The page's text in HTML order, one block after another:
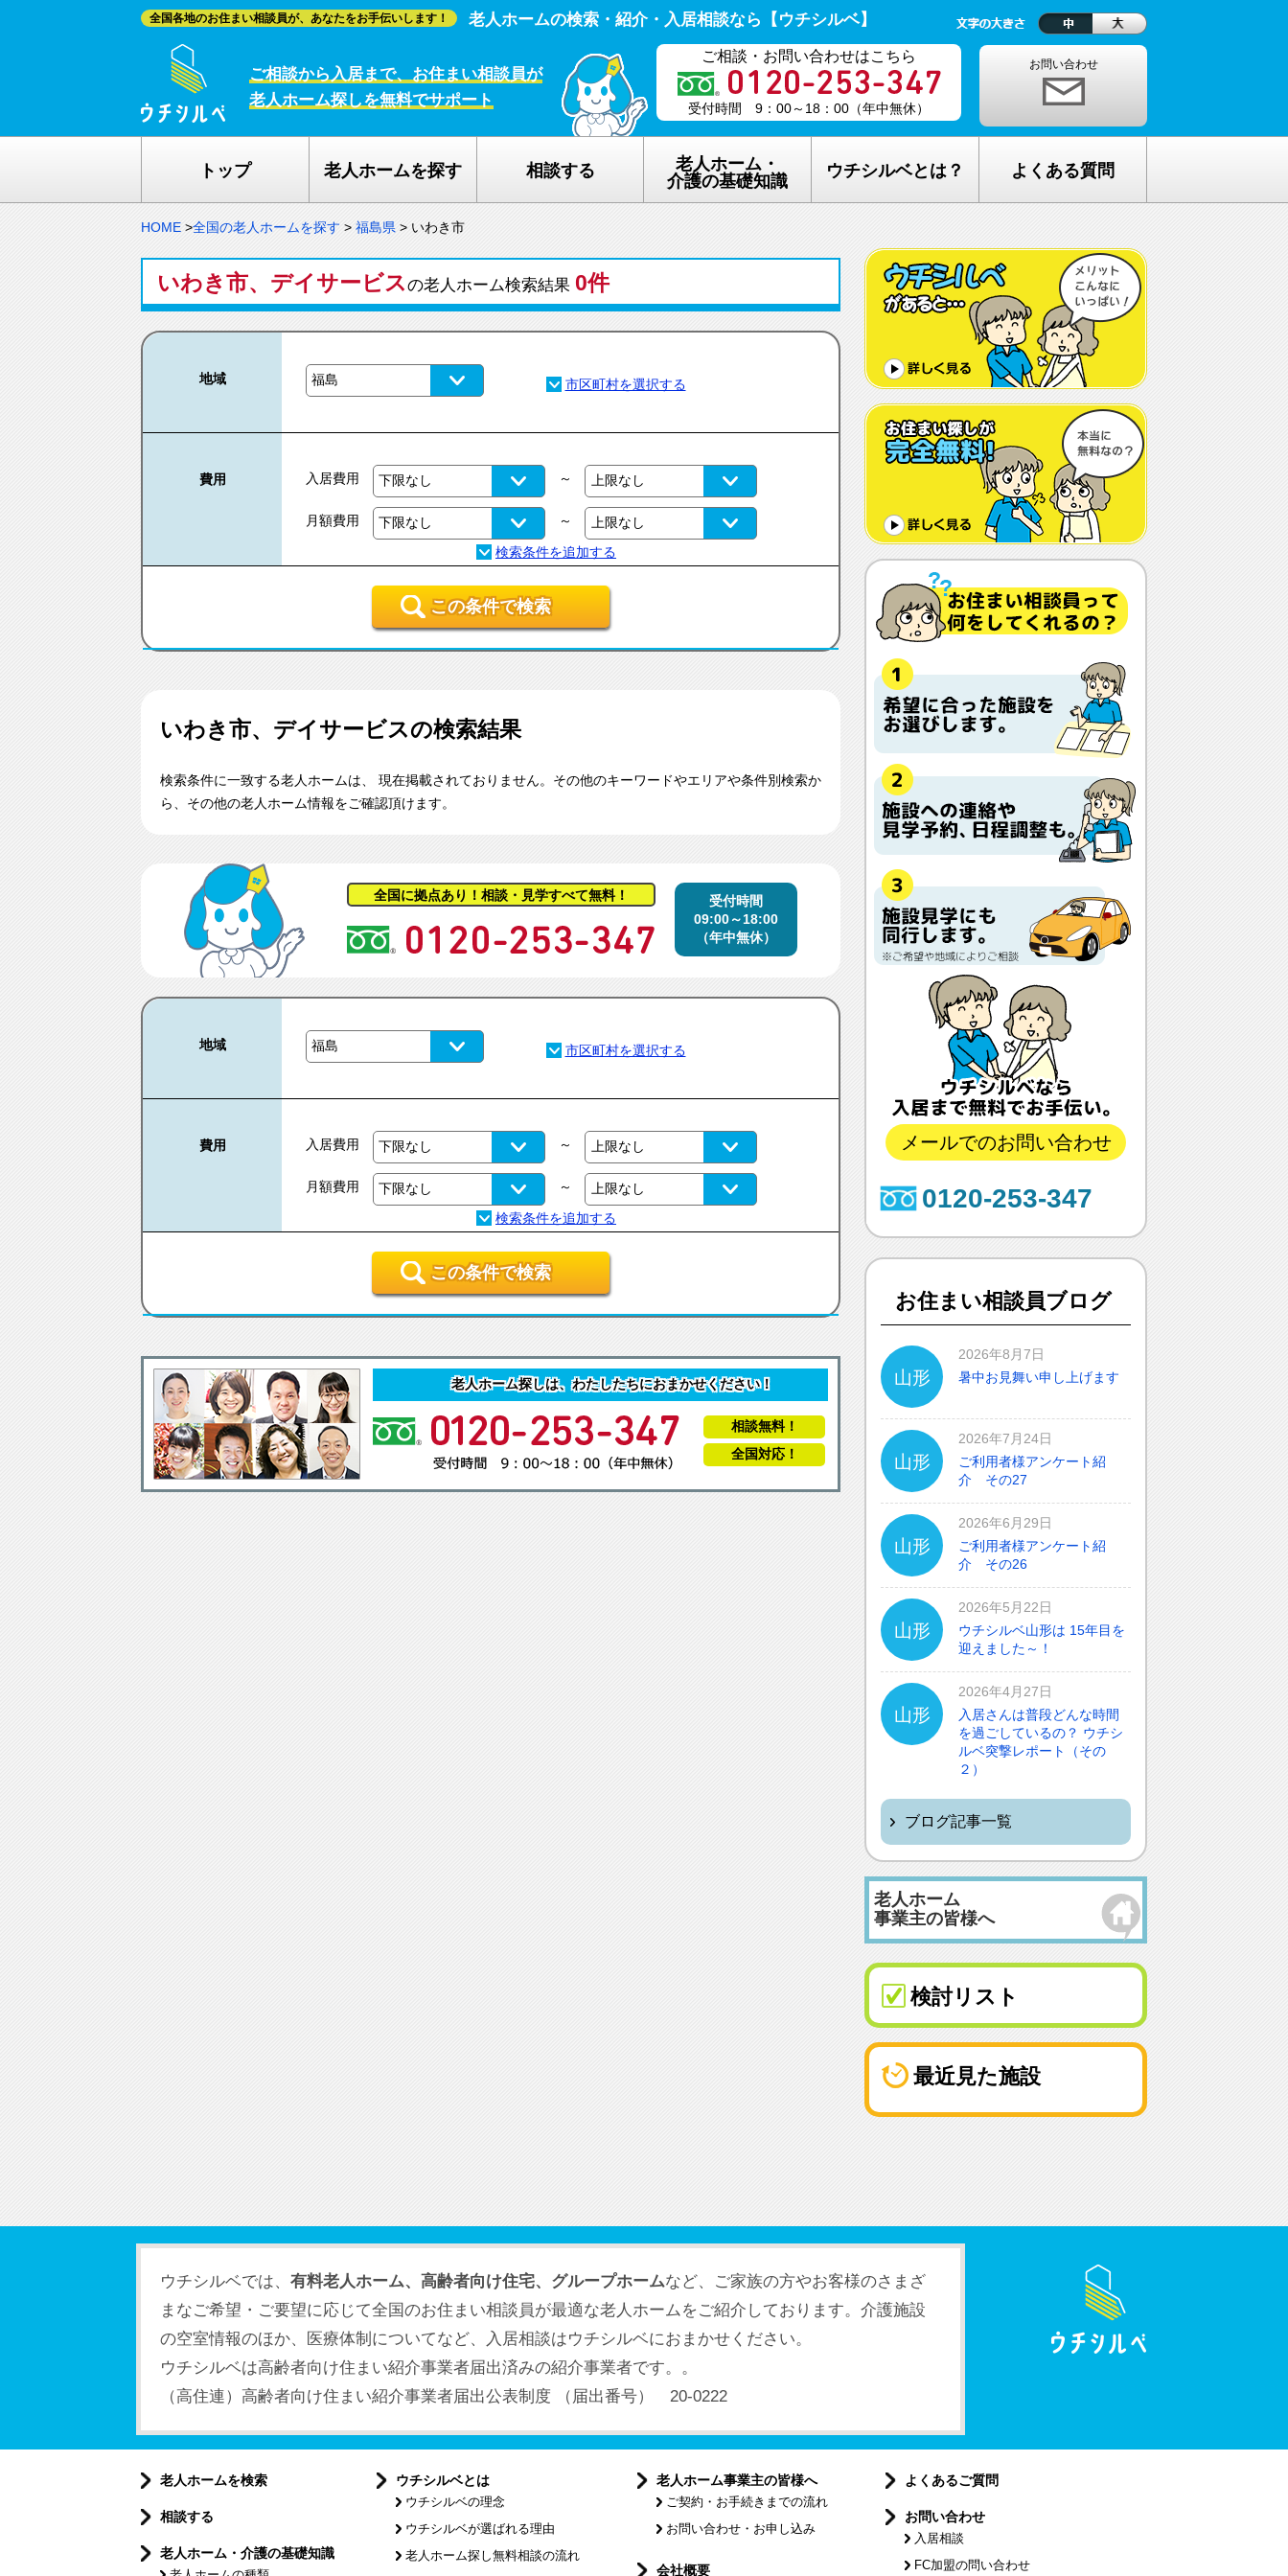
全国各地のお住まい相談員が、あなたをお手伝いします！ 老人ホームの検索・紹介・入居相談なら【ウチシルベ】
ご相談から入居まで、お住まい相談員が
老人ホーム探しを無料でサポート
ご相談・お問い合わせはこちら
受付時間 9：00～18：00（年中無休）
お問い合わせ
トップ 老人ホームを探す 相談する
老人ホーム・
介護の基礎知識
介護保険のしくみ
在宅介護サービスについて
認知症について
生活保護について
ウチシルベとは？
老人ホーム探しが完全無料の理由
老人ホーム探し無料相談の流れ
ウチシルベのメリット
ウチシルベFC加盟について
よくある質問
老人ホームの種類が複雑でわからな
い・・
どんな人が入居しているの？
希望してもなかなか入れないのでは？
体調や病状が悪化しても最後まで住め
ますか？
認知症でも入れますか？
入居金が無料～何千万円と大きな差が
あるけど、どこが違うの？
入居するとどんな人がサービスをして
くれるの？
本当に相談無料？
他の紹介会社と「ウチシルベ」はどう
違うの？aa
HOME >全国の老人ホームを探す > 福島県 > いわき市
いわき市、デイサービスの老人ホーム検索結果 0件
地域
費用 入居費用 ～
月額費用 ～
この条件で検索
いわき市、デイサービスの検索結果
検索条件に一致する老人ホームは、 現在掲載されておりません。その他のキーワードやエリアや条件別検索か
ら、その他の老人ホーム情報をご確認頂けます。
全国に拠点あり！相談・見学すべて無料！
受付時間
09:00～18:00
（年中無休）
地域
費用 入居費用 ～
月額費用 ～
この条件で検索
老人ホーム探しは、わたしたちにおまかせください！
相談無料！
全国対応！
メールでのお問い合わせ
0120-253-347
お住まい相談員ブログ
山形
2026年8月7日
暑中お見舞い申し上げます
山形
2026年7月24日
ご利用者様アンケート紹
介 その27
山形
2026年6月29日
ご利用者様アンケート紹
介 その26
山形
2026年5月22日
ウチシルベ山形は 15年目を
迎えました～！
山形
2026年4月27日
入居さんは普段どんな時間
を過ごしているの？ ウチシ
ルベ突撃レポート（その
２）
ブログ記事一覧
老人ホーム
事業主の皆様へ
検討リスト
最近見た施設
ウチシルベでは、 有料老人ホーム、高齢者向け住宅、グループホームなど、ご家族の方やお客様のさまざ
まなご希望・ご要望に応じて全国のお住まい相談員が最適な老人ホームをご紹介しております。介護施設
の空室情報のほか、医療体制についてなど、入居相談はウチシルベにおまかせください。
ウチシルベは高齢者向け住まい紹介事業者届出済みの紹介事業者です。。
（高住連）高齢者向け住まい紹介事業者届出公表制度 （届出番号） 20-0222
老人ホームを検索
相談する
老人ホーム・介護の基礎知識
ウチシルベとは
ウチシルベの理念
ウチシルベが選ばれる理由
老人ホーム探し無料相談の流れ
老人ホーム事業主の皆様へ
ご契約・お手続きまでの流れ
お問い合わせ・お申し込み
会社概要
よくあるご質問
お問い合わせ
入居相談
FC加盟の問い合わせ